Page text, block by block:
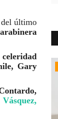
del último
Gary